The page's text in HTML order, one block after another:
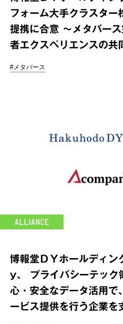
フォーム大手クラスター
提携に合意 ～メタバー
者エクスペリエンスの共
#メタバース
博報堂ＤＹホールディ
y、 プライバシーテック
心・安全なデータ活用で
ービス提供を行う企業を